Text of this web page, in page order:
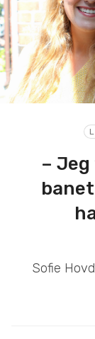
–
Sofie